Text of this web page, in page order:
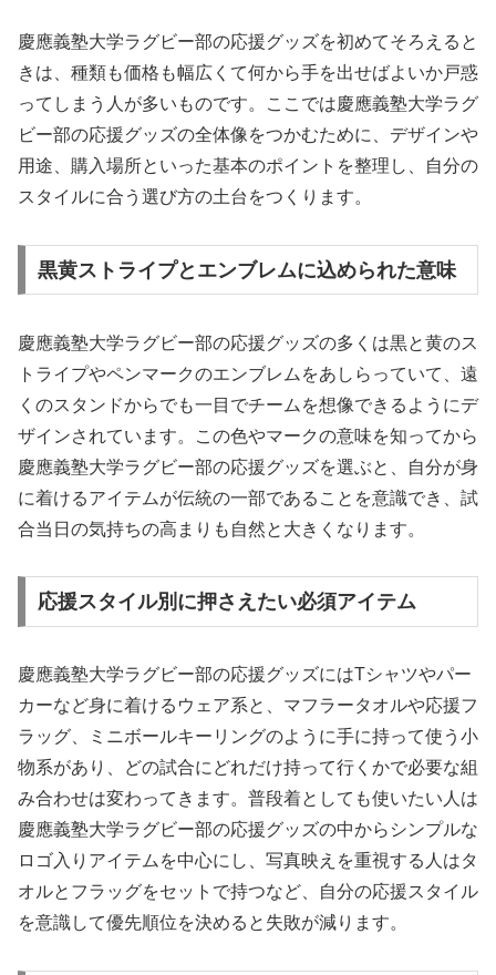
慶應義塾大学ラグビー部の応援グッズを初めてそろえると
きは、種類も価格も幅広くて何から手を出せばよいか戸惑
ってしまう人が多いものです。ここでは慶應義塾大学ラグ
ビー部の応援グッズの全体像をつかむために、デザインや
用途、購入場所といった基本のポイントを整理し、自分の
スタイルに合う選び方の土台をつくります。
黒黄ストライプとエンブレムに込められた意味
慶應義塾大学ラグビー部の応援グッズの多くは黒と黄のス
トライプやペンマークのエンブレムをあしらっていて、遠
くのスタンドからでも一目でチームを想像できるようにデ
ザインされています。この色やマークの意味を知ってから
慶應義塾大学ラグビー部の応援グッズを選ぶと、自分が身
に着けるアイテムが伝統の一部であることを意識でき、試
合当日の気持ちの高まりも自然と大きくなります。
応援スタイル別に押さえたい必須アイテム
慶應義塾大学ラグビー部の応援グッズにはTシャツやパー
カーなど身に着けるウェア系と、マフラータオルや応援フ
ラッグ、ミニボールキーリングのように手に持って使う小
物系があり、どの試合にどれだけ持って行くかで必要な組
み合わせは変わってきます。普段着としても使いたい人は
慶應義塾大学ラグビー部の応援グッズの中からシンプルな
ロゴ入りアイテムを中心にし、写真映えを重視する人はタ
オルとフラッグをセットで持つなど、自分の応援スタイル
を意識して優先順位を決めると失敗が減ります。